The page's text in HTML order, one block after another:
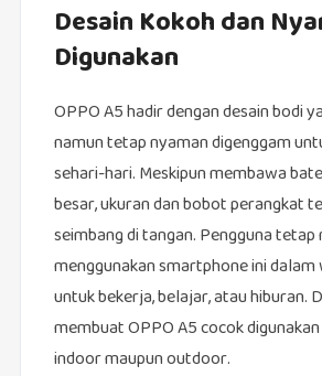
Desain Kokoh dan
Digunakan
OPPO A5 hadir dengan desain bodi
namun tetap nyaman digenggam
sehari-hari. Meskipun membawa
besar, ukuran dan bobot perangkat
seimbang di tangan. Pengguna tetap
menggunakan smartphone ini
untuk bekerja, belajar, atau hiburan.
membuat OPPO A5 cocok
indoor maupun outdoor.